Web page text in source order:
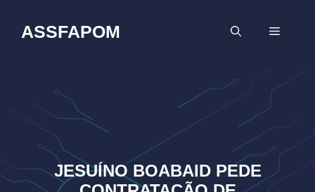
ASSFAPOM MENU
JESUÍNO BOABAID PEDE